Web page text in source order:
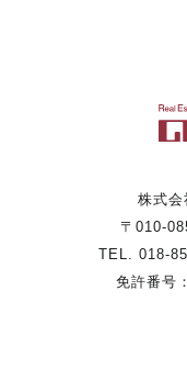
株式会
〒010-
TEL. 018-
免許番号